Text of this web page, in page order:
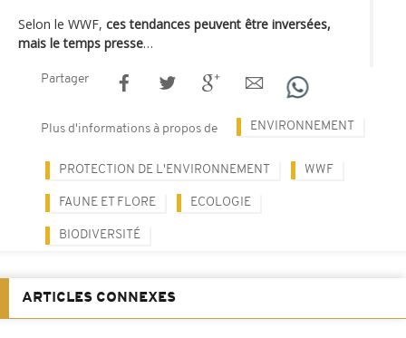
Selon le WWF, ces tendances peuvent être inversées,
mais le temps presse…
Partager
Plus d'informations à propos de ENVIRONNEMENT
PROTECTION DE L'ENVIRONNEMENT WWF
FAUNE ET FLORE ECOLOGIE
BIODIVERSITÉ
ARTICLES CONNEXES